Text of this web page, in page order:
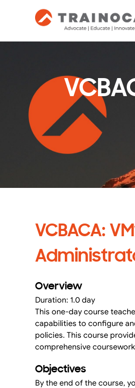
VCBACA:
Overview
Duration: 1.0 day
This one-day course
capabilities to configure
policies. This course
comprehensive
Objectives
By the end of the course,